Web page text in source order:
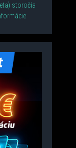
storočia